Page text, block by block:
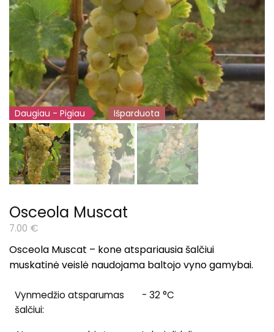
Išparduota
Daugiau - Pigiau
Osceola Muscat
7.00 €
Osceola Muscat – kone atspariausiašalčiui
muskatinė veislė naudojama baltojo vyno gamybai.
Vynmedžio atsparumas
šalčiui:
- 32 °C